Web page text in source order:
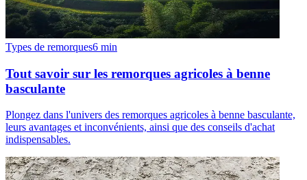
Types de remorques6 min
Tout savoir sur les remorques agricoles à benne
basculante
Plongez dans l'univers des remorques agricoles à benne basculante,
leurs avantages et inconvénients, ainsi que des conseils d'achat
indispensables.